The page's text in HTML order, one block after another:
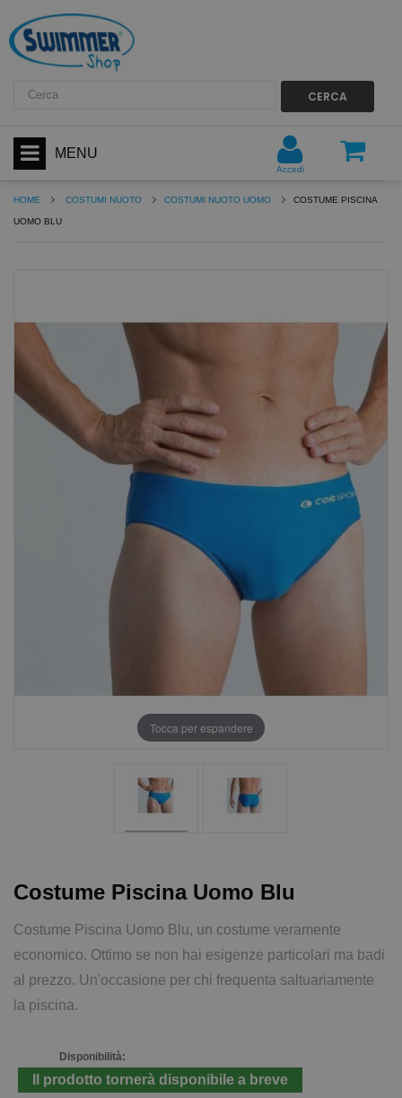
CERCA
MENU
Accedi
HOME COSTUMI NUOTO COSTUMI NUOTO UOMO COSTUME PISCINA
UOMO BLU
Tocca per espandere
Costume Piscina Uomo Blu
Costume Piscina Uomo Blu, un costume veramente
economico. Ottimo se non hai esigenze particolari ma badi
al prezzo. Un'occasione per chi frequenta saltuariamente
la piscina.
Disponibilità:
Il prodotto tornerà disponibile a breve